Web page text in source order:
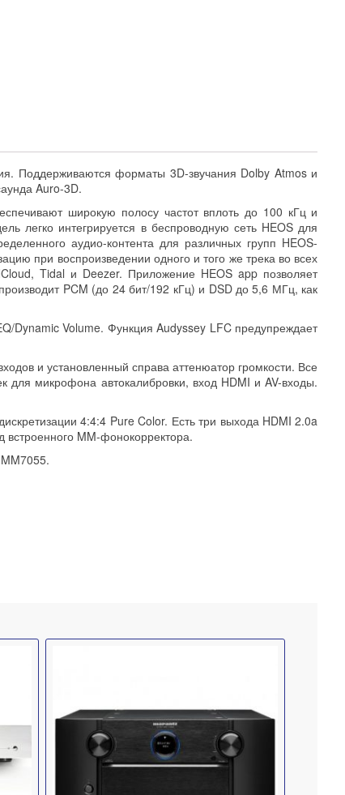
Поддерживаются форматы 3D-звучания Dolby Atmos и
Auro-3D.
широкую полосу частот вплоть до 100 кГц и
легко интегрируется в беспроводную сеть HEOS для
аудио-контента для различных групп HEOS-
при воспроизведении одного и того же трека во всех
Tidal и Deezer. Приложение HEOS app позволяет
PCM (до 24 бит/192 кГц) и DSD до 5,6 МГц, как
Dynamic Volume. Функция Audyssey LFC предупреждает
и установленный справа аттенюатор громкости. Все
микрофона автокалибровки, вход HDMI и AV-входы.
4:4:4 Pure Color. Есть три выхода HDMI 2.0a
MM-фонокорректора.